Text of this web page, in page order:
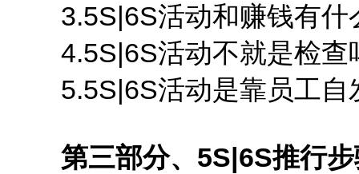
3.5S|6S活动和赚钱有什
4.5S|6S活动不就是检查
5.5S|6S活动是靠员工自
第三部分、5S|6S推行